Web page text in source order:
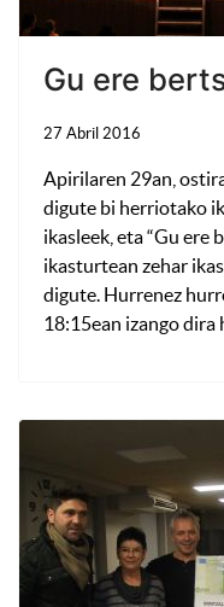
Gu ere
27 Abril 2016
Apirilaren 29an,
digute bi herriotako
ikasleek, eta “Gu ere
ikasturtean zehar
digute. Hurrenez
18:15ean izango